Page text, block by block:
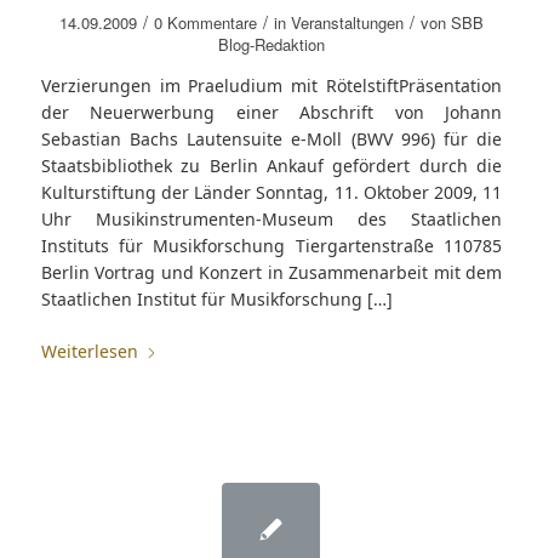
14.09.2009 / 0 Kommentare / in Veranstaltungen / von SBB
Blog-Redaktion
Verzierungen im Praeludium mit RötelstiftPräsentation
der Neuerwerbung einer Abschrift von Johann
Sebastian Bachs Lautensuite e-Moll (BWV 996) für die
Staatsbibliothek zu Berlin Ankauf gefördert durch die
Kulturstiftung der Länder Sonntag, 11. Oktober 2009, 11
Uhr Musikinstrumenten-Museum des Staatlichen
Instituts für Musikforschung Tiergartenstraße 110785
Berlin Vortrag und Konzert in Zusammenarbeit mit dem
Staatlichen Institut für Musikforschung […]
Weiterlesen